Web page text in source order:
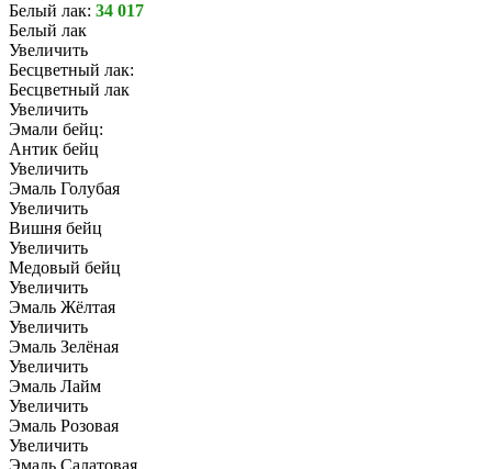
Белый лак: 34 017
Белый лак
Увеличить
Бесцветный лак:
Бесцветный лак
Увеличить
Эмали бейц:
Антик бейц
Увеличить
Эмаль Голубая
Увеличить
Вишня бейц
Увеличить
Медовый бейц
Увеличить
Эмаль Жёлтая
Увеличить
Эмаль Зелёная
Увеличить
Эмаль Лайм
Увеличить
Эмаль Розовая
Увеличить